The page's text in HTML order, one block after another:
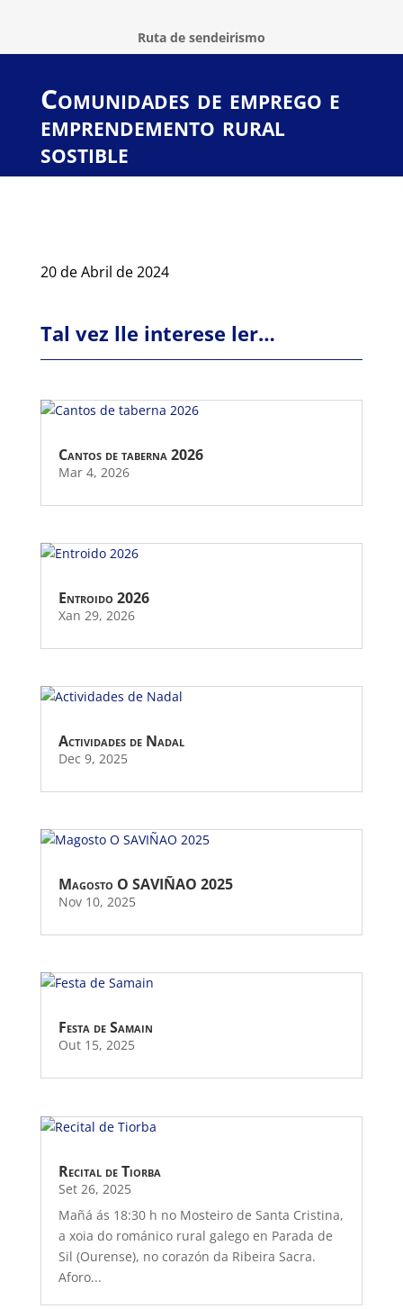
Ruta de sendeirismo
Comunidades de emprego e
emprendemento rural
sostible
20 de Abril de 2024
Tal vez lle interese ler…
Cantos de taberna 2026
Mar 4, 2026
Entroido 2026
Xan 29, 2026
Actividades de Nadal
Dec 9, 2025
Magosto O SAVIÑAO 2025
Nov 10, 2025
Festa de Samain
Out 15, 2025
Recital de Tiorba
Set 26, 2025
Mañá ás 18:30 h no Mosteiro de Santa Cristina,
a xoia do románico rural galego en Parada de
Sil (Ourense), no corazón da Ribeira Sacra.
Aforo...